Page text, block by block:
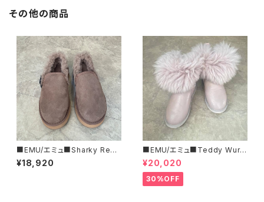
その他の商品
■EMU/エミュ■Sharky Reef
■JAPAN LIMITEDムートンシ
ューズ
¥18,920
■EMU/エミュ■Teddy Wurr
en■撥水サイドジッパーブーツ
¥20,020
30%OFF